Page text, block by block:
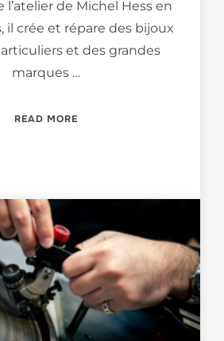
de Michel Hess en
il crée et répare des bijoux
et des grandes
marques …
READ MORE